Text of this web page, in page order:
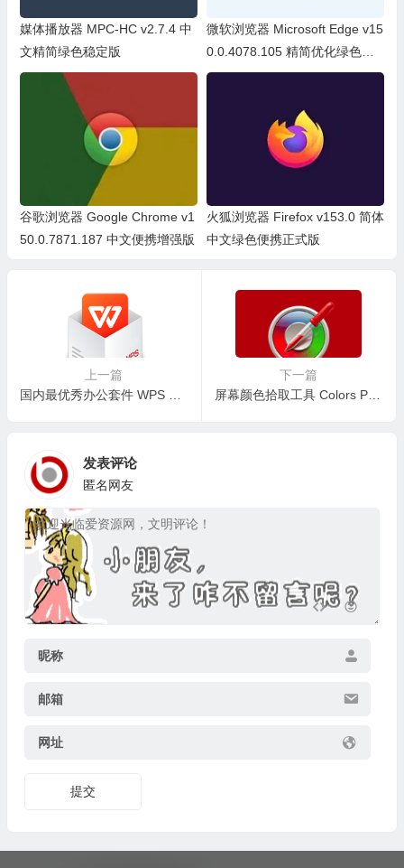
媒体播放器 MPC-HC v2.7.4 中
文精简绿色稳定版
微软浏览器 Microsoft Edge v15
0.0.4078.105 精简优化绿色便
携版
谷歌浏览器 Google Chrome v1
50.0.7871.187 中文便携增强版
火狐浏览器 Firefox v153.0 简体
中文绿色便携正式版
上一篇
下一篇
屏幕颜色拾取工具 Colors Pro v3.2.0 中文单文件版
发表评论
匿名网友
昵称
邮箱
网址
提交